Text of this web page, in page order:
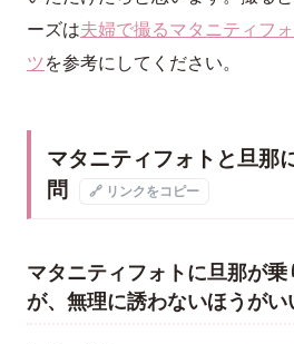
ーズは夫婦で撮るマタニティフ
ツ を参考にしてください。
マタニティフォトと旦那
問
🔗 リンクをコピー
マタニティフォトに旦那が
が、無理に誘わないほうがい